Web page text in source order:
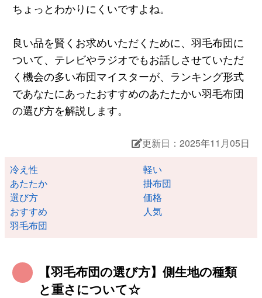
ちょっとわかりにくいですよね。
良い品を賢くお求めいただくために、羽毛布団に
ついて、テレビやラジオでもお話しさせていただ
く機会の多い布団マイスターが、ランキング形式
であなたにあったおすすめのあたたかい羽毛布団
の選び方を解説します。
更新日：2025年11月05日
冷え性
軽い
あたたか
掛布団
選び方
価格
おすすめ
人気
羽毛布団
【羽毛布団の選び方】側生地の種類
と重さについて☆